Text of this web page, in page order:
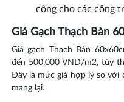
công cho các công
Giá Gạch Thạch Bàn
Giá gạch Thạch Bàn
đến 500,000 VND/m2, tùy
Đây là mức giá hợp lý so với
mang lại.